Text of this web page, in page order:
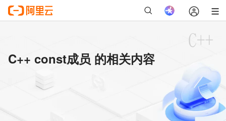
C++ const成员 的相关内容